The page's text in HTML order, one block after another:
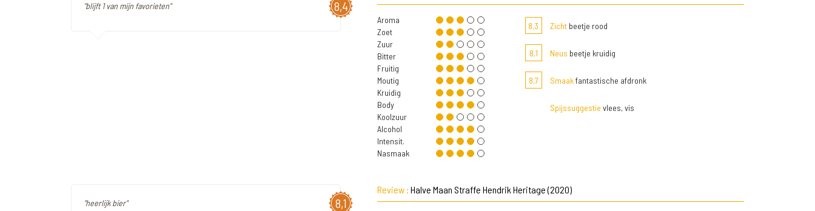
8,4
"blijft 1 van mijn favorieten"
Aroma
Zoet
Zuur
Bitter
Fruitig
Moutig
Kruidig
Body
Koolzuur
Alcohol
Intensit.
Nasmaak
8,3 Zichtbeetje rood
8,1 Neus beetje kruidig
8,7 Smaakfantastische afdronk
Spijssuggestie vlees, vis
8,1
"heerlijk bier"
Review : Halve Maan Straffe Hendrik Heritage (2020)